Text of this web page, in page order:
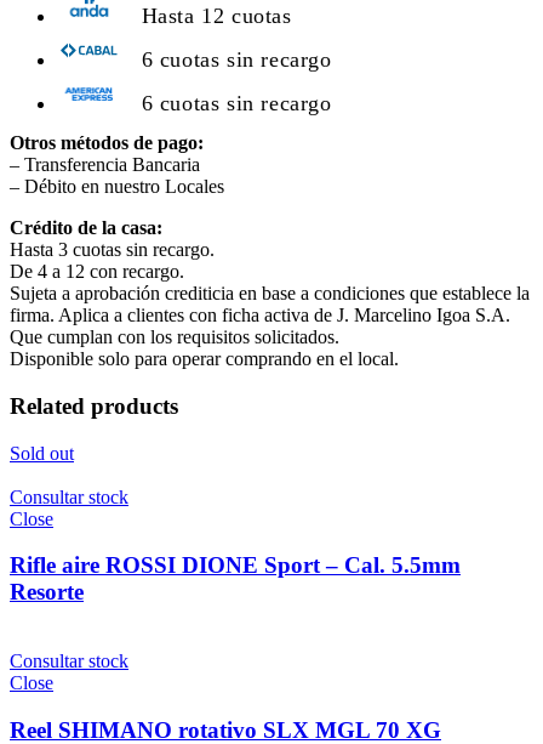
Hasta 12 cuotas
6 cuotas sin recargo
6 cuotas sin recargo
Otros métodos de pago:
– Transferencia Bancaria
– Débito en nuestro Locales
Crédito de la casa:
Hasta 3 cuotas sin recargo.
De 4 a 12 con recargo.
Sujeta a aprobación crediticia en base a condiciones que establece la
firma. Aplica a clientes con ficha activa de J. Marcelino Igoa S.A.
Que cumplan con los requisitos solicitados.
Disponible solo para operar comprando en el local.
Related products
Sold out
Consultar stock
Close
Rifle aire ROSSI DIONE Sport – Cal. 5.5mm
Resorte
Consultar stock
Close
Reel SHIMANO rotativo SLX MGL 70 XG